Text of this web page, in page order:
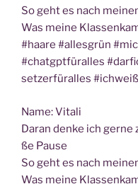
So geht es nach
Was mei­ne
#haa­re #alles­grün
#chatgpt­für­al­les
set­zer­für­al­les
Name: Vita­li
Dar­an den­ke ich
ße Pause
So geht es nach
Was mei­ne